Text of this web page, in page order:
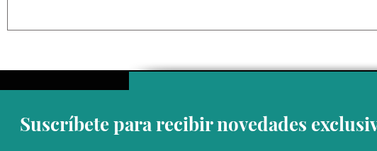
esquema de seguridad en
Cali
de Guerrero Ángel
Suscríbete para recibir novedades